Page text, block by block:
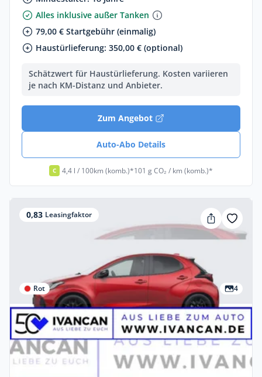
Alles inklusive außer Tanken
79,00 € Startgebühr (einmalig)
Haustürlieferung: 350,00 € (optional)
Schätzwert für Haustürlieferung. Kosten variieren
je nach KM-Distanz und Anbieter.
Zum Angebot
Auto-Abo Details
C 4,4 l / 100km (komb.)*101 g CO₂ / km (komb.)*
0,83 Leasingfaktor
Rot 4
Gewerbe & Privat
Mazda 2 5HB 1.5L Hybrid VVT-i 116 CVT
FWD Homura
116 PS (85 kW)